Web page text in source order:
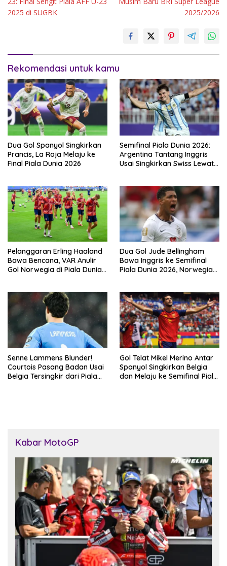
2025 di SUGBK
2025/2026
Rekomendasi untuk kamu
Dua Gol Spanyol Singkirkan
Prancis, La Roja Melaju ke
Final Piala Dunia 2026
Semifinal Piala Dunia 2026:
Argentina Tantang Inggris
Usai Singkirkan Swiss Lewat
Pelanggaran Erling Haaland
Bawa Bencana, VAR Anulir
Gol Norwegia di Piala Dunia
Dua Gol Jude Bellingham
Bawa Inggris ke Semifinal
Piala Dunia 2026, Norwegia
Senne Lammens Blunder!
Courtois Pasang Badan Usai
Belgia Tersingkir dari Piala
Gol Telat Mikel Merino Antar
Spanyol Singkirkan Belgia
dan Melaju ke Semifinal Piala
Kabar MotoGP